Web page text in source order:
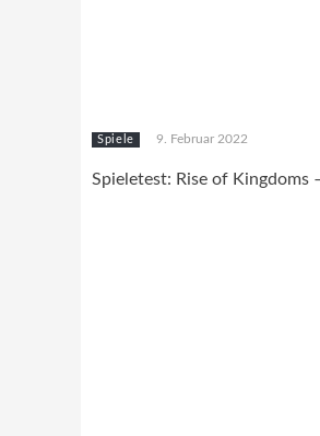
Spiele 9. Februar 2022
Spieletest: Rise of Kingdoms